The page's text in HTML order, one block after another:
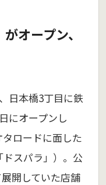
オープン、
日本橋3丁目に鉄
にオープンし
ロードに面した
ドスパラ」）。公
開していた店舗